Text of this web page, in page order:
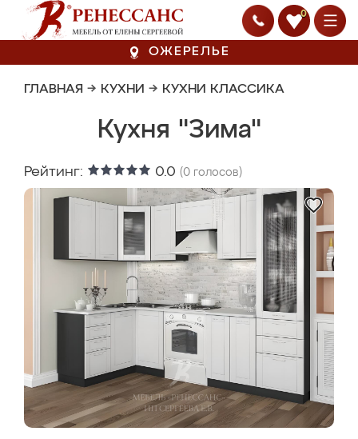
0
ОЖЕРЕЛЬЕ
ГЛАВНАЯ → КУХНИ → КУХНИ КЛАССИКА
Кухня "Зима"
Рейтинг: 0.0 (0 голосов)